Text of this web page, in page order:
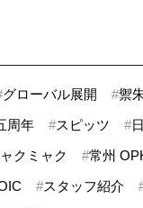
グローバル展開 #禦
周年 #スピッツ #
クミャク #常州
#スタッフ紹介